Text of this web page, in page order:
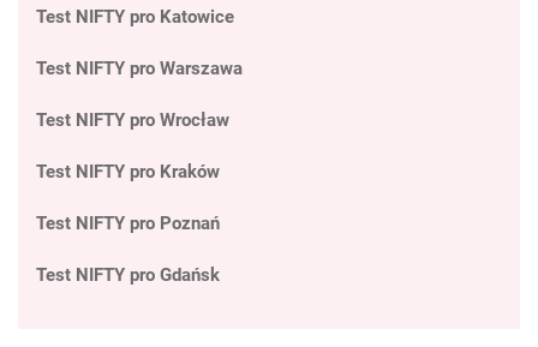
Test NIFTY pro Katowice
Test NIFTY pro Warszawa
Test NIFTY pro Wrocław
Test NIFTY pro Kraków
Test NIFTY pro Poznań
Test NIFTY pro Gdańsk